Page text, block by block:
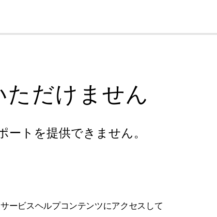
だけません
トを提供できません。
ービスヘルプコンテンツにアクセスして